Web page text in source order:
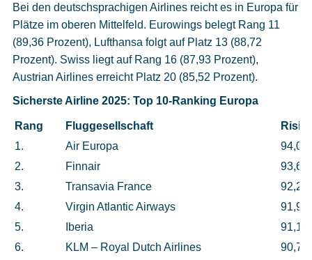
Bei den deutschsprachigen Airlines reicht es in Europa für
Plätze im oberen Mittelfeld. Eurowings belegt Rang 11
(89,36 Prozent), Lufthansa folgt auf Platz 13 (88,72
Prozent). Swiss liegt auf Rang 16 (87,93 Prozent),
Austrian Airlines erreicht Platz 20 (85,52 Prozent).
Sicherste Airline 2025: Top 10-Ranking Europa
Rang Fluggesellschaft
1.
Air Europa
94,03
2.
Finnair
93,63
3.
Transavia France
92,27
4.
Virgin Atlantic Airways
91,96
5.
Iberia
91,13
6.
KLM – Royal Dutch Airlines
90,74